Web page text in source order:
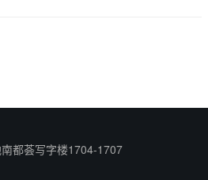
都荟写字楼1704-1707